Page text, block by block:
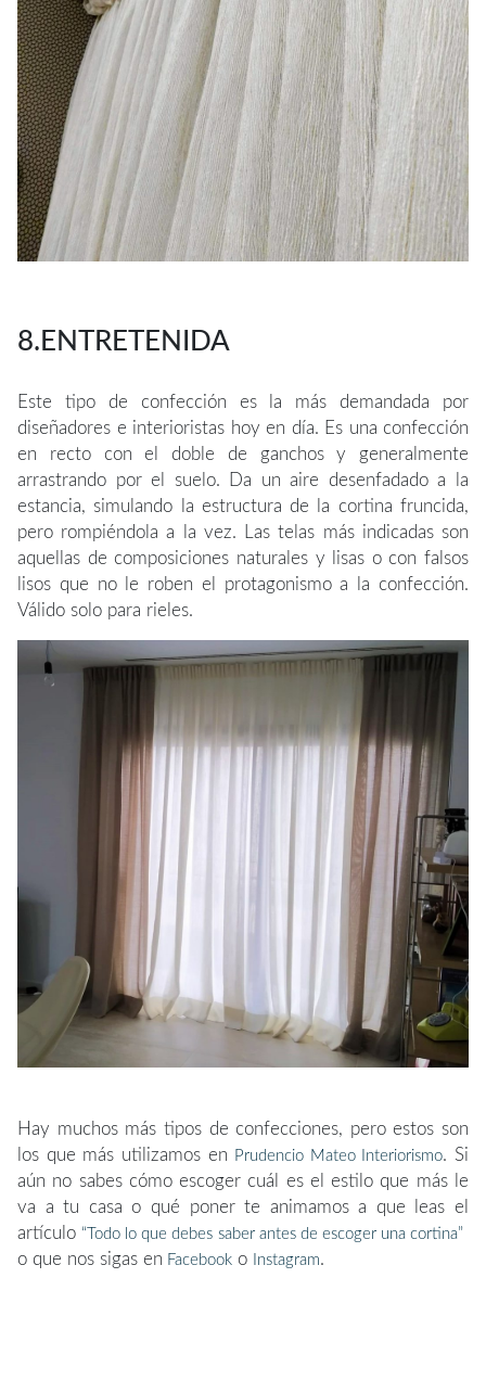
8.ENTRETENIDA
Este tipo de confección es la más demandada por
diseñadores e interioristas hoy en día. Es una confección
en recto con el doble de ganchos y generalmente
arrastrando por el suelo. Da un aire desenfadado a la
estancia, simulando la estructura de la cortina fruncida,
pero rompiéndola a la vez. Las telas más indicadas son
aquellas de composiciones naturales y lisas o con falsos
lisos que no le roben el protagonismo a la confección.
Válido solo para rieles.
Hay muchos más tipos de confecciones, pero estos son
los que más utilizamos en Prudencio Mateo Interiorismo. Si
aún no sabes cómo escoger cuál es el estilo que más le
va a tu casa o qué poner te animamos a que leas el
artículo “Todo lo que debes saber antes de escoger una cortina”
o que nos sigas en Facebook o Instagram.